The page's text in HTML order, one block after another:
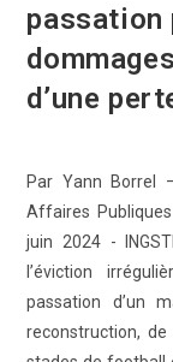
passation
d’une
Par Yann Borrel
Affaires
juin 2024 -
l’éviction
passation d’un
reconstruction,